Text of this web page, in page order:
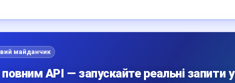
майданчик
API — запускайте реальні запити у